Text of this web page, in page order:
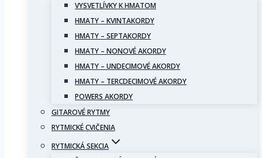
VYSVETLÍVKY K HMATOM
HMATY – KVINTAKORDY
HMATY – SEPTAKORDY
HMATY – NONOVÉ AKORDY
HMATY – UNDECIMOVÉ AKORDY
HMATY – TERCDECIMOVÉ AKORDY
POWERS AKORDY
GITAROVÉ RYTMY
RYTMICKÉ CVIČENIA
RYTMICKÁ SEKCIA